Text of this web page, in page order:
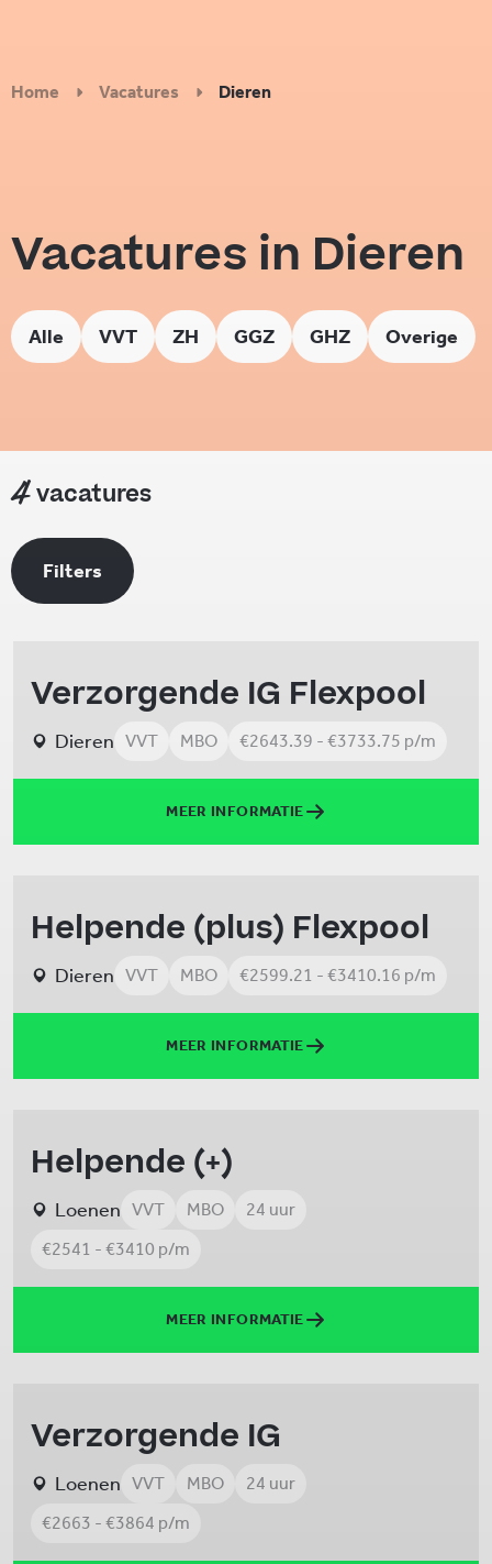
Home Vacatures Dieren
Vacatures in Dieren
Alle VVT ZH GGZ GHZ Overige
4vacatures
Filters
Verzorgende IG Flexpool
Dieren VVT MBO €2643.39 - €3733.75 p/m
MEER INFORMATIE
Helpende (plus) Flexpool
Dieren VVT MBO €2599.21 - €3410.16 p/m
MEER INFORMATIE
Helpende (+)
Loenen VVT MBO
24 uur
€2541 - €3410 p/m
MEER INFORMATIE
Verzorgende IG
Loenen VVT MBO
24 uur
€2663 - €3864 p/m